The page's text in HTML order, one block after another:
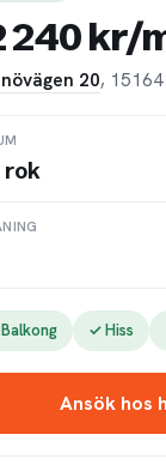
240 kr/
20,
rok
✓ Hiss
Ansök hos